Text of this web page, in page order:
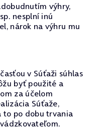
výhry,
nesplní inú
nárok na výhru mu
v Súťaži súhlas
byť použité a
za účelom
Súťaže,
to po dobu trvania